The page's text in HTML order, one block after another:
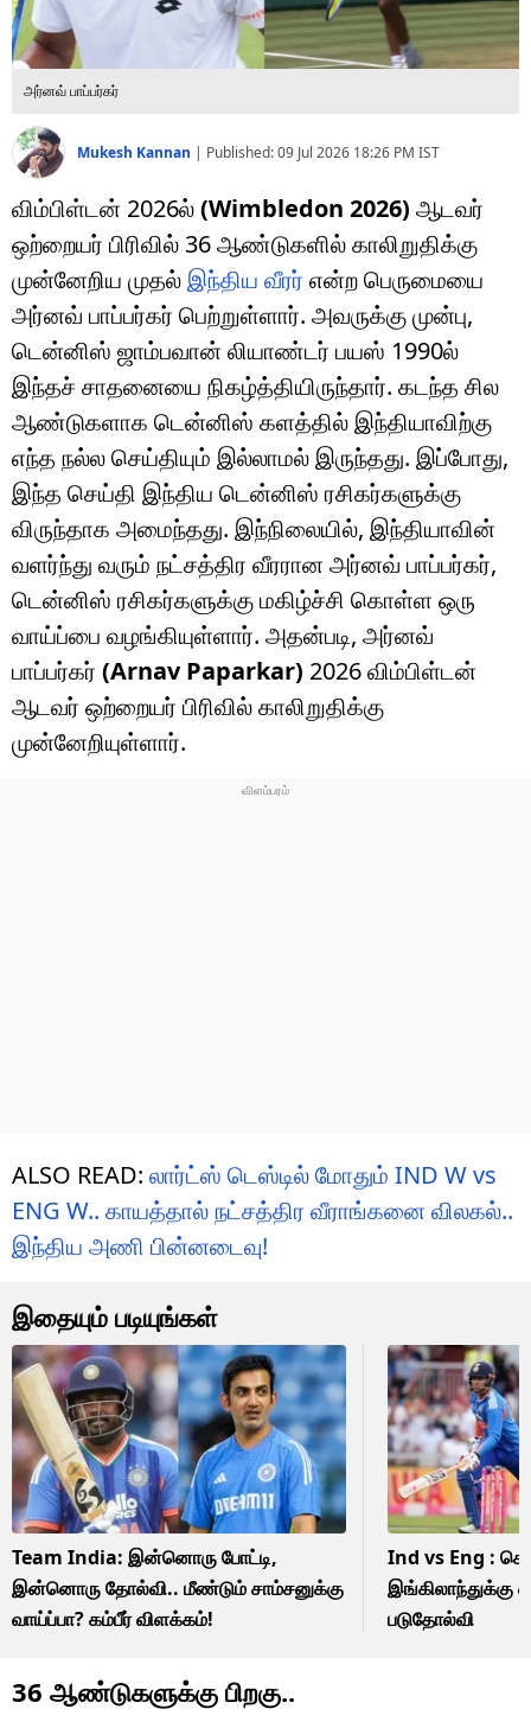
அர்னவ் பாப்பர்கர்
Mukesh Kannan | Published:09 Jul 2026 18:26 PM IST
விம்பிள்டன் 2026ல்(Wimbledon 2026) ஆடவர்
ஒற்றையர் பிரிவில் 36 ஆண்டுகளில் காலிறுதிக்கு
முன்னேறிய முதல்இந்திய வீரர் என்ற பெருமையை
அர்னவ் பாப்பர்கர் பெற்றுள்ளார். அவருக்கு முன்பு,
டென்னிஸ் ஜாம்பவான் லியாண்டர் பயஸ் 1990ல்
இந்தச் சாதனையை நிகழ்த்தியிருந்தார். கடந்த சில
ஆண்டுகளாக டென்னிஸ் களத்தில் இந்தியாவிற்கு
எந்த நல்ல செய்தியும் இல்லாமல் இருந்தது. இப்போது,
இந்த செய்தி இந்திய டென்னிஸ் ரசிகர்களுக்கு
விருந்தாக அமைந்தது. இந்நிலையில், இந்தியாவின்
வளர்ந்து வரும் நட்சத்திர வீரரான அர்னவ் பாப்பர்கர்,
டென்னிஸ் ரசிகர்களுக்கு மகிழ்ச்சி கொள்ள ஒரு
வாய்ப்பை வழங்கியுள்ளார். அதன்படி, அர்னவ்
பாப்பர்கர் (Arnav Paparkar) 2026 விம்பிள்டன்
ஆடவர் ஒற்றையர் பிரிவில் காலிறுதிக்கு
முன்னேறியுள்ளார்.
ALSO READ: லார்ட்ஸ் டெஸ்டில் மோதும் IND W vs
ENG W.. காயத்தால் நட்சத்திர வீராங்கனை விலகல்..
இந்திய அணி பின்னடைவு!
இதையும் படியுங்கள்
Team India: இன்னொரு போட்டி,
இன்னொரு தோல்வி.. மீண்டும் சாம்சனுக்கு
வாய்ப்பா? கம்பீர் விளக்கம்!
Ind vs Eng :
இங்கிலாந்துக்கு
படுதோல்வி
36 ஆண்டுகளுக்கு பிறகு..